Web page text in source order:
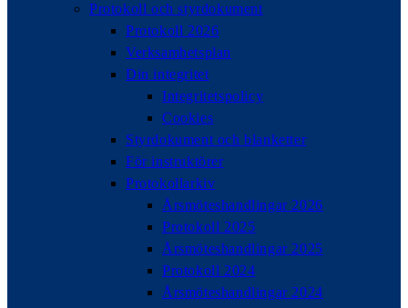
Protokoll och styrdokument
Protokoll 2026
Verksamhetsplan
Din integritet
Integritetspolicy
Cookies
Styrdokument och blanketter
För instruktörer
Protokollarkiv
Årsmöteshandlingar 2026
Protokoll 2025
Årsmöteshandlingar 2025
Protokoll 2024
Årsmöteshandlingar 2024